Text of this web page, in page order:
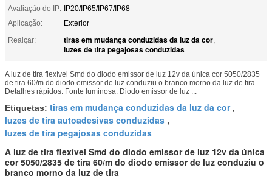
Avaliação do IP: IP20/IP65/IP67/IP68
Aplicação:
Exterior
Realçar:
tiras em mudança conduzidas da luz da cor,
luzes de tira pegajosas conduzidas
A luz de tira flexível Smd do diodo emissor de luz 12v da única cor 5050/2835
de tira 60/m do diodo emissor de luz conduziu o branco morno da luz de tira
Detalhes rápidos: Fonte luminosa: Diodo emissor de luz ...
Etiquetas: tiras em mudança conduzidas da luz da cor,
luzes de tira autoadesivas conduzidas ,
luzes de tira pegajosas conduzidas
A luz de tira flexível Smd do diodo emissor de luz 12v da única
cor 5050/2835 de tira 60/m do diodo emissor de luz conduziu o
branco morno da luz de tira